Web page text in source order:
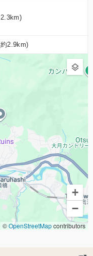
2.9km)
+
−
©OpenStreetMapcontributors